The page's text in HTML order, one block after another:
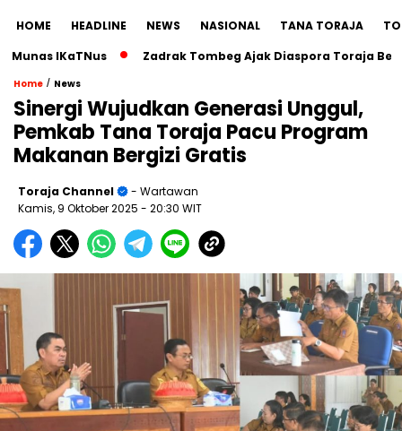
HOME HEADLINE NEWS NASIONAL TANA TORAJA
IKaTNus
Zadrak Tombeg Ajak Diaspora Toraja
Home / News
Sinergi Wujudkan Generasi Unggul,
Pemkab Tana Toraja Pacu Program
Makanan Bergizi Gratis
Toraja Channel
- Wartawan
Kamis, 9 Oktober 2025 - 20:30 WIT